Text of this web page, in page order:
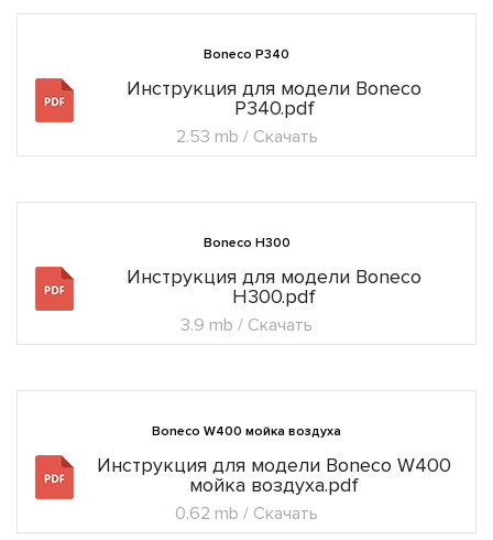
Boneco P340
Инструкция для модели Boneco
P340.pdf
2.53 mb / Скачать
Boneco H300
Инструкция для модели Boneco
H300.pdf
3.9 mb / Скачать
Boneco W400 мойка воздуха
Инструкция для модели Boneco W400
мойка воздуха.pdf
0.62 mb / Скачать